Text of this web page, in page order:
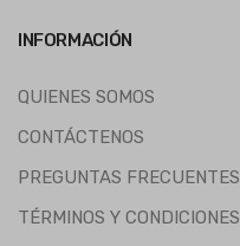
INFORMACIÓN
QUIENES SOMOS
CONTÁCTENOS
PREGUNTAS FRECUENTES
TÉRMINOS Y CONDICIONES